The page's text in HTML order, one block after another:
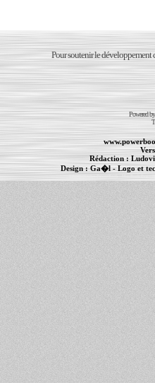
Pour soutenir le développement
Powered
Rédaction :
Design : Ga�l- Logo et